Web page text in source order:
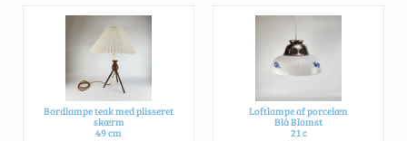
Bordlampe teak med plisseret
skærm
49 cm
Loftlampe af porcelæn
Blå Blomst
21 c